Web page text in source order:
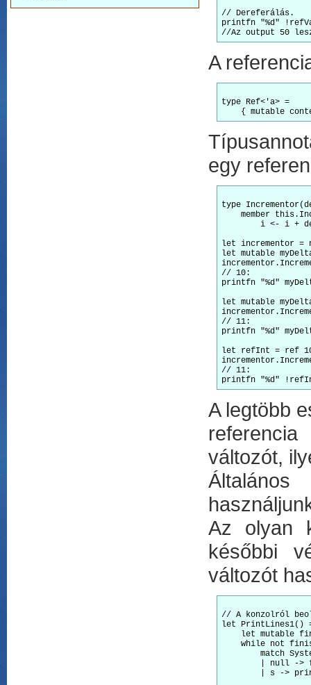
// Dereferálás.
printfn "%d"
A
type Ref<'a> =
egy
type
member
i <- i +
let incrementor =
let mutable
// 10:
printfn "%d"
let mutable
// 11:
printfn "%d"
let refInt = ref
// 11:
A legtöbb
változót,
Az olyan
későbbi
változót
// A konzolról
let PrintLines1()
let mutable
while not
match
| null ->
| s ->